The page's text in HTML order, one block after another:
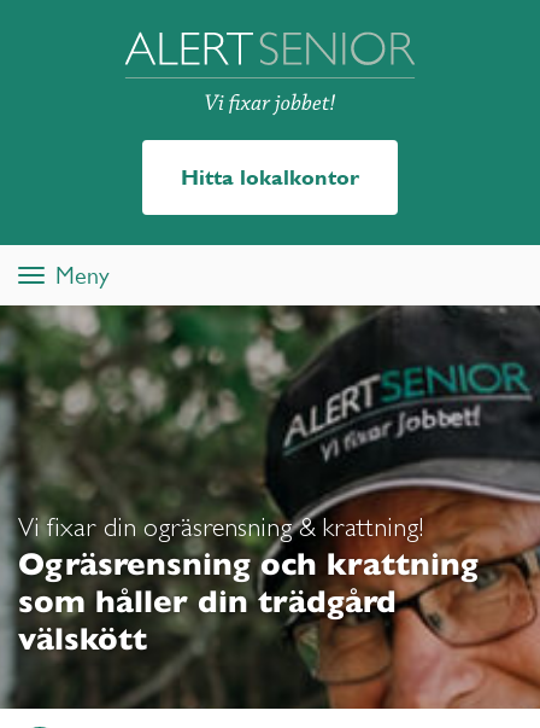
Hitta lokalkontor
Toggle
navigation
Meny
Vi fixar din ogräsrensning & krattning!
Ogräsrensning och krattning
som håller din trädgård
välskött